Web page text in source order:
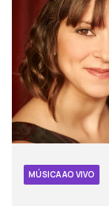
MÚSICA AO VIVO